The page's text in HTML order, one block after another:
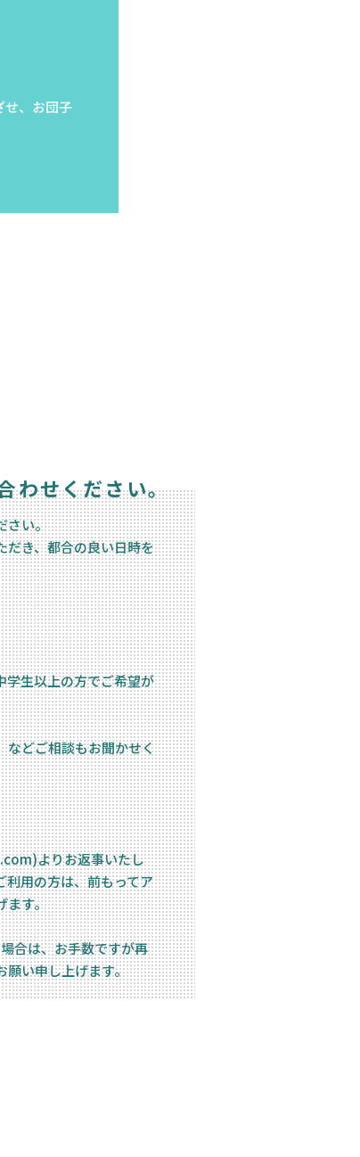
せ、お団子
わせください。
さい。
だき、都合の良い日時を
生以上の方でご希望が
などご相談もお聞かせく
よりお返事いたし
利用の方は、前もってア
ます。
合は、お手数ですが再
願い申し上げます。